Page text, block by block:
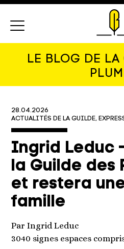
LE BLOG DE
28.04.2026
ACTUALITÉS DE LA GUILDE
Ingrid Leduc
la Guilde des
et restera
famille
Par Ingrid Leduc
3040 signes espaces